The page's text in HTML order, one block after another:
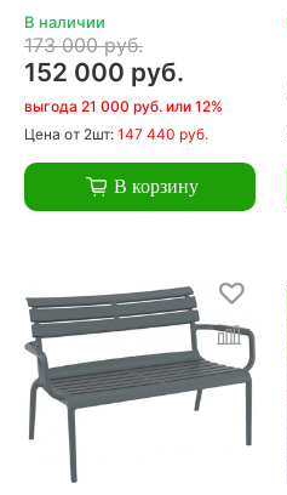
В наличии
173 000 руб.
152 000 руб.
выгода 21 000 руб. или 12%
Цена от 2шт: 147 440 руб.
В корзину